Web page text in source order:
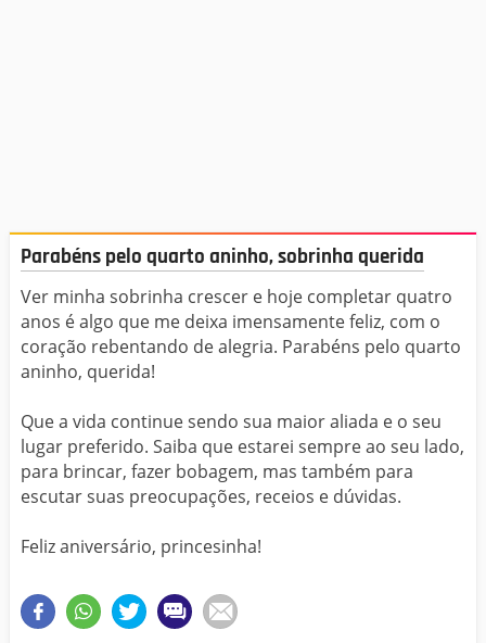
Parabéns pelo quarto aninho, sobrinha querida
Ver minha sobrinha crescer e hoje completar quatro
anos é algo que me deixa imensamente feliz, com o
coração rebentando de alegria. Parabéns pelo quarto
aninho, querida!
Que a vida continue sendo sua maior aliada e o seu
lugar preferido. Saiba que estarei sempre ao seu lado,
para brincar, fazer bobagem, mas também para
escutar suas preocupações, receios e dúvidas.
Feliz aniversário, princesinha!